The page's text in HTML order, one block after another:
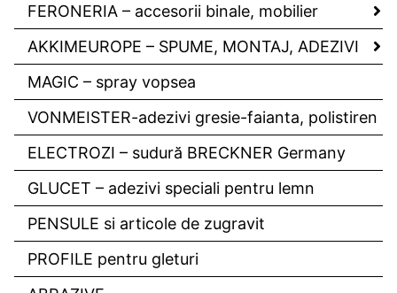
FERONERIA – accesorii binale, mobilier
AKKIMEUROPE – SPUME, MONTAJ, ADEZIVI
MAGIC – spray vopsea
VONMEISTER-adezivi gresie-faianta, polistiren
ELECTROZI – sudură BRECKNER Germany
GLUCET – adezivi speciali pentru lemn
PENSULE si articole de zugravit
PROFILE pentru gleturi